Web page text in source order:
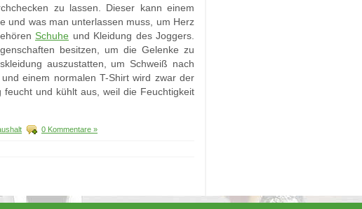
zu lassen. Dieser kann einem
und was man unterlassen muss, um Herz
Schuhe und Kleidung des Joggers.
besitzen, um die Gelenke zu
auszustatten, um Schweiß nach
einem normalen T-Shirt wird zwar der
und kühlt aus, weil die Feuchtigkeit
0 Kommentare »